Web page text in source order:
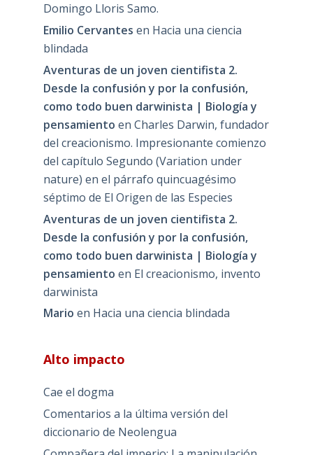
Domingo Lloris Samo.
Emilio Cervantes en Hacia una ciencia
blindada
Aventuras de un joven cientifista 2.
Desde la confusión y por la confusión,
como todo buen darwinista | Biología y
pensamiento en Charles Darwin, fundador
del creacionismo. Impresionante comienzo
del capítulo Segundo (Variation under
nature) en el párrafo quincuagésimo
séptimo de El Origen de las Especies
Aventuras de un joven cientifista 2.
Desde la confusión y por la confusión,
como todo buen darwinista | Biología y
pensamiento en El creacionismo, invento
darwinista
Mario en Hacia una ciencia blindada
Alto impacto
Cae el dogma
Comentarios a la última versión del
diccionario de Neolengua